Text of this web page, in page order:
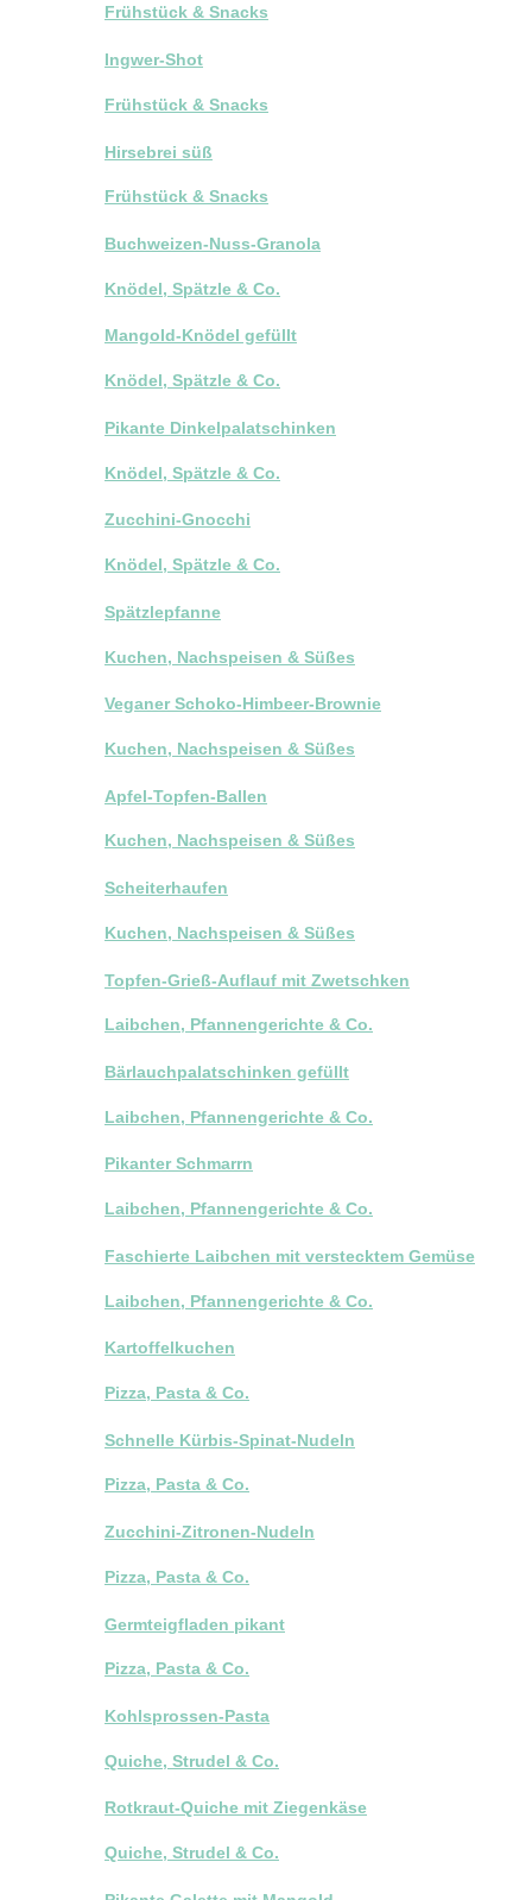
Frühstück & Snacks
Ingwer-Shot
Frühstück & Snacks
Hirsebrei süß
Frühstück & Snacks
Buchweizen-Nuss-Granola
Knödel, Spätzle & Co.
Mangold-Knödel gefüllt
Knödel, Spätzle & Co.
Pikante Dinkelpalatschinken
Knödel, Spätzle & Co.
Zucchini-Gnocchi
Knödel, Spätzle & Co.
Spätzlepfanne
Kuchen, Nachspeisen & Süßes
Veganer Schoko-Himbeer-Brownie
Kuchen, Nachspeisen & Süßes
Apfel-Topfen-Ballen
Kuchen, Nachspeisen & Süßes
Scheiterhaufen
Kuchen, Nachspeisen & Süßes
Topfen-Grieß-Auflauf mit Zwetschken
Laibchen, Pfannengerichte & Co.
Bärlauchpalatschinken gefüllt
Laibchen, Pfannengerichte & Co.
Pikanter Schmarrn
Laibchen, Pfannengerichte & Co.
Faschierte Laibchen mit verstecktem Gemüse
Laibchen, Pfannengerichte & Co.
Kartoffelkuchen
Pizza, Pasta & Co.
Schnelle Kürbis-Spinat-Nudeln
Pizza, Pasta & Co.
Zucchini-Zitronen-Nudeln
Pizza, Pasta & Co.
Germteigfladen pikant
Pizza, Pasta & Co.
Kohlsprossen-Pasta
Quiche, Strudel & Co.
Rotkraut-Quiche mit Ziegenkäse
Quiche, Strudel & Co.